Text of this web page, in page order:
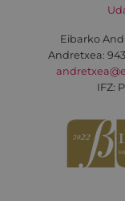
Eibarko
Andretxea:
IFZ: